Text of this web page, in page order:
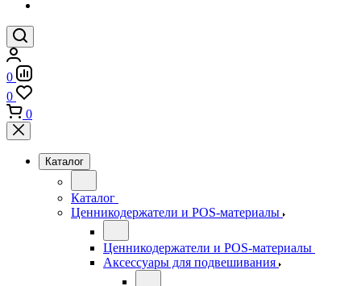
0
0
0
Каталог
Каталог
Ценникодержатели и POS-материалы
Ценникодержатели и POS-материалы
Аксессуары для подвешивания